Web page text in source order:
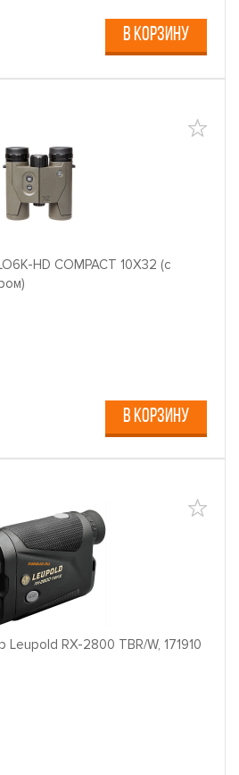
В КОРЗИНУ
HD COMPACT 10X32 (с
В КОРЗИНУ
RX-2800 TBR/W, 171910